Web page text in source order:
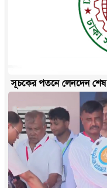
সূচকের পতনে লেনদেন শেষ